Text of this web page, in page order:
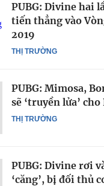
THỊ TRƯỜNG
PUBG: Divine hai
tiến thẳng vào
2019
THỊ TRƯỜNG
PUBG: Mimosa,
sẽ ‘truyền lửa’ cho
PUBG: Divine rơi
‘căng’, bị đối thủ